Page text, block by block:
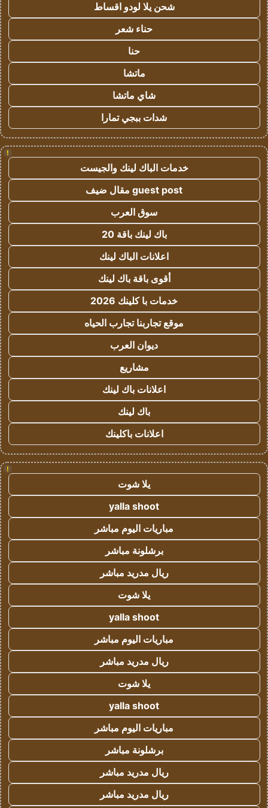
شحن يلا لودو اقساط
حناء شعر
حنا
ماتشا
شاي ماتشا
شدات ببجي تمارا
!
خدمات الباك لينك والجيست
guest post مقال ضيف
سوق العرب
باك لينك باقة 20
اعلانات الباك لينك
أقوى باقة باك لينك
خدمات با كلينك 2026
موقع تجاربنا تجارب الحياه
ديوان العرب
مشاريع
اعلانات باك لينك
باك لينك
اعلانات باكلينك
!
يلا شوت
yalla shoot
مباريات اليوم مباشر
برشلونة مباشر
ريال مدريد مباشر
يلا شوت
yalla shoot
مباريات اليوم مباشر
ريال مدريد مباشر
يلا شوت
yalla shoot
مباريات اليوم مباشر
برشلونة مباشر
ريال مدريد مباشر
ريال مدريد مباشر